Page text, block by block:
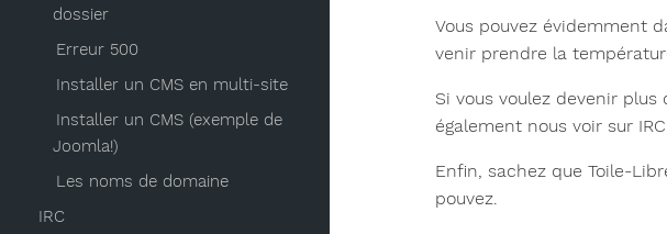
dossier
Erreur 500
Installer un CMS en multi-site
Installer un CMS (exemple de
Joomla!)
Les noms de domaine
IRC
Vous pouvez évidemment
venir prendre la
Si vous voulez devenir
également nous voir sur
Enfin, sachez que Toile-
pouvez.